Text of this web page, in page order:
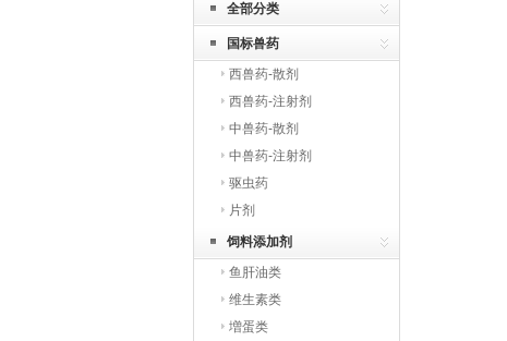
全部分类
国标兽药
西兽药-散剂
西兽药-注射剂
中兽药-散剂
中兽药-注射剂
驱虫药
片剂
饲料添加剂
鱼肝油类
维生素类
増蛋类